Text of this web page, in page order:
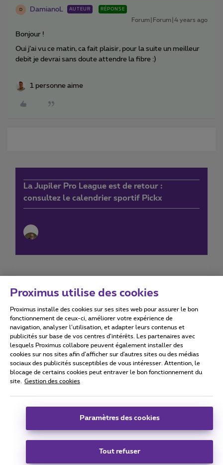
D DamianoL AUTEUR RÉPONSE
Forum|Forum|4 years ago
Bonjour !
Oui j’ai vu ce matin, ca fait plaisir, pour la suite un meilleur
debit je devrai sans doute attendre la fibre :)
1 personne aime
La Jupiler Pro League est de retour :
consultez le calendrier sportif Pickx
Conditions d'utilisation Accessibility statement
Tous droits réservés. © 2026 Proximus
Conditions générales, info consommateur
Coordonnées de l’entreprise
Boulevard du Roi Albert II 27 - B-1030 Bruxelles.
Proximus utilise des cookies
Proximus installe des cookies sur ses sites web pour assurer le bon
fonctionnement de ceux-ci, améliorer votre expérience de
navigation, analyser l’utilisation, et adapter leurs contenus et
publicités sur base de vos centres d’intérêts. Les partenaires avec
lesquels Proximus collabore peuvent également installer des
cookies sur nos sites afin d’afficher sur d'autres sites ou des médias
sociaux des publicités susceptibles de vous intéresser. Attention, le
blocage de certains cookies peut entraver le bon fonctionnement du
site.
Gestion des cookies
Paramètres des cookies
Tout refuser